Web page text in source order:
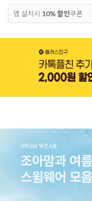
앱 설치시 10% 할인쿠폰